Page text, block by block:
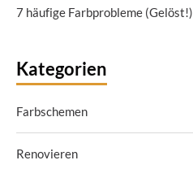
7 häufige Farbprobleme (Gelöst!)
Kategorien
Farbschemen
Renovieren